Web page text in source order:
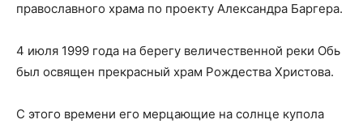
православного храма по проекту Александра Баргера.
4 июля 1999 года на берегу величественной реки Обь
был освящен прекрасный храм Рождества Христова.
C этого времени его мерцающие на солнце купола